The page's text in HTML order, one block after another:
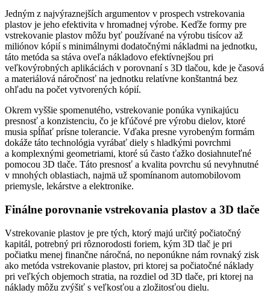
Jedným z najvýraznejších argumentov v prospech vstrekovania
plastov je jeho efektivita v hromadnej výrobe. Keďže formy pre
vstrekovanie plastov môžu byť používané na výrobu tisícov až
miliónov kópií s minimálnymi dodatočnými nákladmi na jednotku,
táto metóda sa stáva oveľa nákladovo efektívnejšou pri
veľkovýrobných aplikáciách v porovnaní s 3D tlačou, kde je časová
a materiálová náročnosť na jednotku relatívne konštantná bez
ohľadu na počet vytvorených kópií.
Okrem vyššie spomenutého, vstrekovanie ponúka vynikajúcu
presnosť a konzistenciu, čo je kľúčové pre výrobu dielov, ktoré
musia spĺňať prísne tolerancie. Vďaka presne vyrobeným formám
dokáže táto technológia vyrábať diely s hladkými povrchmi
a komplexnými geometriami, ktoré sú často ťažko dosiahnuteľné
pomocou 3D tlače. Táto presnosť a kvalita povrchu sú nevyhnutné
v mnohých oblastiach, najmä už spomínanom automobilovom
priemysle, lekárstve a elektronike.
Finálne porovnanie vstrekovania plastov a 3D tlače
Vstrekovanie plastov je pre tých, ktorý majú určitý počiatočný
kapitál, potrebný pri rôznorodosti foriem, kým 3D tlač je pri
počiatku menej finančne náročná, no neponúkne nám rovnaký zisk
ako metóda vstrekovanie plastov, pri ktorej sa počiatočné náklady
pri veľkých objemoch stratia, na rozdiel od 3D tlače, pri ktorej na
náklady môžu zvýšiť s veľkosťou a zložitosťou dielu.